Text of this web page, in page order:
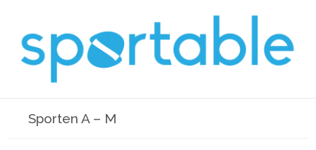
Sporten A – M